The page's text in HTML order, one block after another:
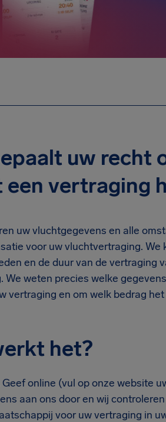
uw recht
een vertraging
uw vluchtgegevens en alle
voor uw vluchtvertraging.
en de duur van de vertraging
We weten precies welke
vertraging en om welk bedrag
het?
online (vul op onze website
aan ons door en wij
voor uw vertraging in